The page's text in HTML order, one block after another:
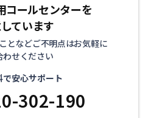
コールセンターを
ています
となどご不明点はお気軽に
わせください
安心サポート
302-190